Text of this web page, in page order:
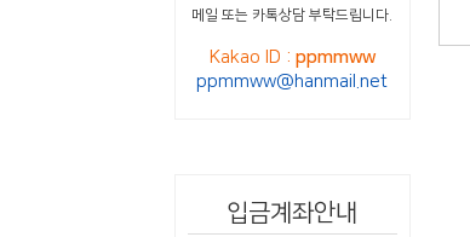
메일 또는 카톡상담 부탁드립니다.
Kakao ID : ppmmww
ppmmww@hanmail.net
입금계좌안내